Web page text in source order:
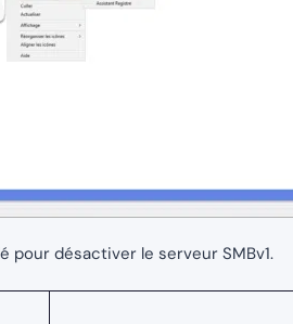
pour désactiver le serveur SMBv1.